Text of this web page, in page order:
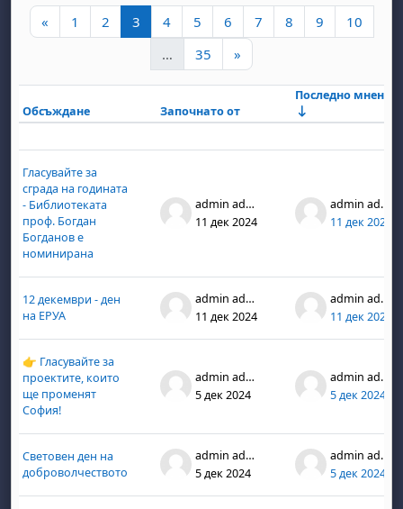
«Предишна страница
1 Страница 1
2Страница 2
3Страница 3
4Страница 4
5Страница 5
6Страница 6
7Страница 7
8Страница 8
9Страница 9
10
…
35Страница 35
»Следваща страница
Състояние
Обсъждане Започнато от
Последно мнение
Гласувайте за
сграда на годината
- Библиотеката
проф. Богдан
Богданов е
номинирана
admin admin
11 дек 2024
admin admin
11 дек 2024
12 декември - ден
на ЕРУА
admin admin
11 дек 2024
admin admin
11 дек 2024
👉 Гласувайте за
проектите, които
ще променят
София!
admin admin
5 дек 2024
admin admin
5 дек 2024
Световен ден на
доброволчеството
admin admin
5 дек 2024
admin admin
5 дек 2024